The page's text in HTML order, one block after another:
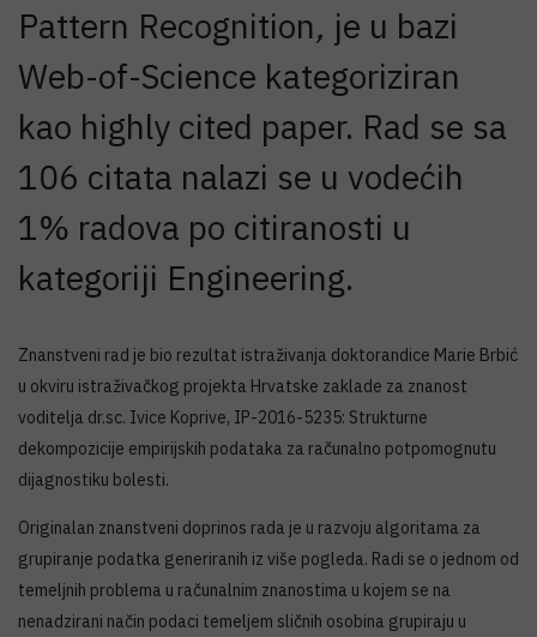
Pattern Recognition, je u bazi
Web-of-Science kategoriziran
kao highly cited paper. Rad se sa
106 citata nalazi se u vodećih
1% radova po citiranosti u
kategoriji Engineering.
Znanstveni rad je bio rezultat istraživanja doktorandice Marie Brbić
u okviru istraživačkog projekta Hrvatske zaklade za znanost
voditelja dr.sc. Ivice Koprive, IP-2016-5235: Strukturne
dekompozicije empirijskih podataka za računalno potpomognutu
dijagnostiku bolesti.
Originalan znanstveni doprinos rada je u razvoju algoritama za
grupiranje podatka generiranih iz više pogleda. Radi se o jednom od
temeljnih problema u računalnim znanostima u kojem se na
nenadzirani način podaci temeljem sličnih osobina grupiraju u